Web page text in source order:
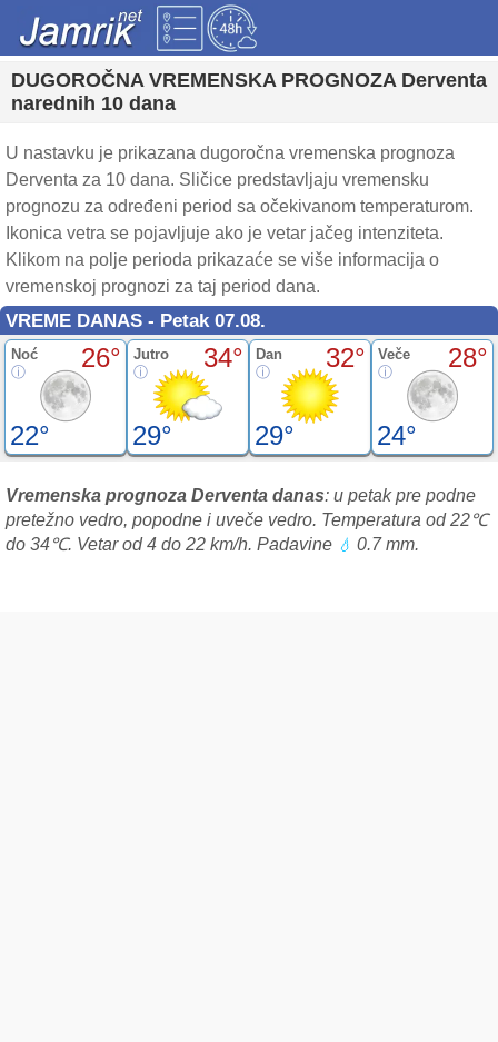
DUGOROČNA VREMENSKA PROGNOZA Derventa
narednih 10 dana
U nastavku je prikazana dugoročna vremenska prognoza
Derventa za 10 dana. Sličice predstavljaju vremensku
prognozu za određeni period sa očekivanom temperaturom.
Ikonica vetra se pojavljuje ako je vetar jačeg intenziteta.
Klikom na polje perioda prikazaće se više informacija o
vremenskoj prognozi za taj period dana.
VREME DANAS - Petak 07.08.
Noć 26°
22°
Jutro 34°
29°
Dan 32°
29°
Veče 28°
24°
Vremenska prognoza Derventa danas: u petak pre podne
pretežno vedro, popodne i uveče vedro. Temperatura od 22℃
do 34℃. Vetar od 4 do 22 km/h. Padavine 💧 0.7 mm.